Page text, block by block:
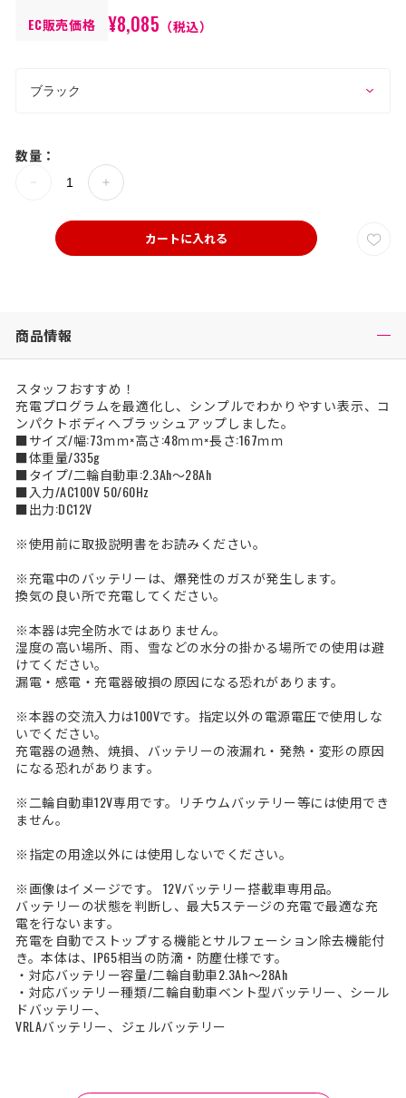
EC販売価格
¥8,085 （税込）
数量：
カートに入れる
商品情報
スタッフおすすめ！
充電プログラムを最適化し、シンプルでわかりやすい表示、コ
ンパクトボディへブラッシュアップしました。
■サイズ/幅:73ｍｍ×高さ:48ｍｍ×長さ:167ｍｍ
■体重量/335g
■タイプ/二輪自動車:2.3Ah～28Ah
■入力/AC100V 50/60Hz
■出力:DC12V
※使用前に取扱説明書をお読みください。
※充電中のバッテリーは、爆発性のガスが発生します。
換気の良い所で充電してください。
※本器は完全防水ではありません。
湿度の高い場所、雨、雪などの水分の掛かる場所での使用は避
けてください。
漏電・感電・充電器破損の原因になる恐れがあります。
※本器の交流入力は100Vです。指定以外の電源電圧で使用しな
いでください。
充電器の過熱、焼損、バッテリーの液漏れ・発熱・変形の原因
になる恐れがあります。
※二輪自動車12V専用です。リチウムバッテリー等には使用でき
ません。
※指定の用途以外には使用しないでください。
※画像はイメージです。 12Vバッテリー搭載車専用品。
バッテリーの状態を判断し、最大5ステージの充電で最適な充
電を行ないます。
充電を自動でストップする機能とサルフェーション除去機能付
き。本体は、IP65相当の防滴・防塵仕様です。
・対応バッテリー容量/二輪自動車2.3Ah～28Ah
・対応バッテリー種類/二輪自動車ベント型バッテリー、シール
ドバッテリー、
VRLAバッテリー、ジェルバッテリー